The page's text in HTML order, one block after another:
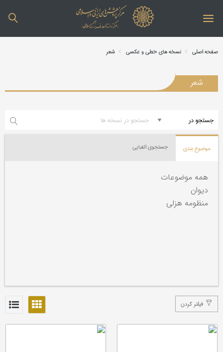
صفحه اصلی نسخه های خطی و عکسی شعر
شعر
موضوع بندی جستجوی الفبایی
همه موضوعات
دیوان
منظومه هزلی
فیلتر کردن